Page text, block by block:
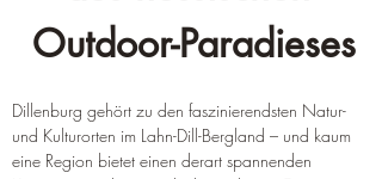
Outdoor-Paradieses
Dillenburg gehört zu den faszinierendsten Natur-
und Kulturorten im Lahn-Dill-Bergland – und kaum
eine Region bietet einen derart spannenden